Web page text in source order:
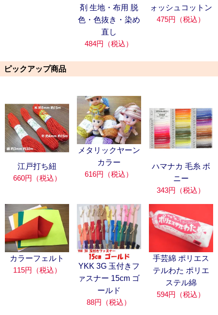
剤 生地・布用 脱
色・色抜き・染め
直し
484円（税込）
ォッシュコットン
475円（税込）
ピックアップ商品
江戸打ち紐
660円（税込）
メタリックヤーン
カラー
616円（税込）
ハマナカ 毛糸 ボ
ニー
343円（税込）
カラーフェルト
115円（税込）
YKK 3G 玉付きフ
ァスナー 15cm ゴ
ールド
88円（税込）
手芸綿 ポリエス
テルわた ポリエ
ステル綿
594円（税込）